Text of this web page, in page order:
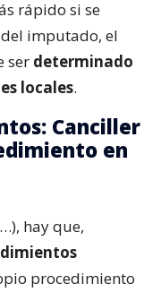
rápido si se
del imputado, el
ser determinado
locales.
Canciller
en
hay que,
procedimiento